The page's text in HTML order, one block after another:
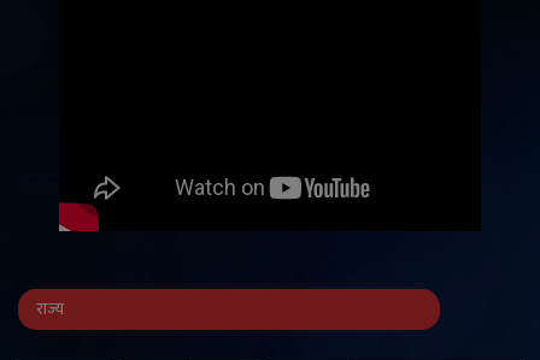
राज्य